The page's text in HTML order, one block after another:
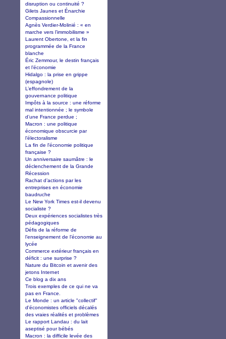
disruption ou continuité ?
Gilets Jaunes et Énarchie
Compassionnelle
Agnès Verdier-Molinié : « en
marche vers l’immobilisme »
Laurent Obertone, et la fin
programmée de la France
blanche
Éric Zemmour, le destin français
et l’économie
Hidalgo : la prise en grippe
(espagnole)
L’effondrement de la
gouvernance politique
Impôts à la source : une réforme
mal intentionnée ; le symbole
d’une France perdue ;
Macron : une politique
économique obscurcie par
l’électoralisme
La fin de l'économie politique
française ?
Un anniversaire saumâtre : le
déclenchement de la Grande
Récession
Rachat d’actions par les
entreprises en économie
baudruche
Le New York Times est-il devenu
socialiste ?
Deux expériences socialistes très
pédagogiques
Défis de la réforme de
l’enseignement de l’économie au
lycée
Commerce extérieur français en
déficit : une surprise ?
Nature du Bitcoin et avenir des
jetons Internet
Ce blog a dix ans
Trois exemples de ce qui ne va
pas en France.
Le Monde : un article "collectif"
d'économistes officiels décalés
des vraies réalités et problèmes
Le rapport Landau : du lait
aseptisé pour bébés
Macron : la difficile levée des